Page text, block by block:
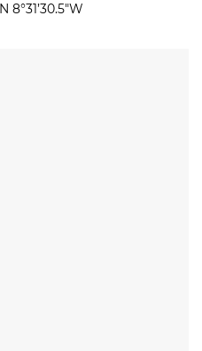
8°31’30.5″W